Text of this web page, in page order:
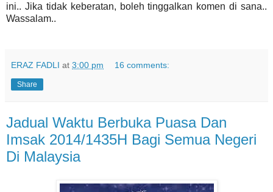
ini.. Jika tidak keberatan, boleh tinggalkan komen di sana..
Wassalam..
ERAZ FADLI at 3:00 pm 16 comments:
Share
Jadual Waktu Berbuka Puasa Dan
Imsak 2014/1435H Bagi Semua Negeri
Di Malaysia